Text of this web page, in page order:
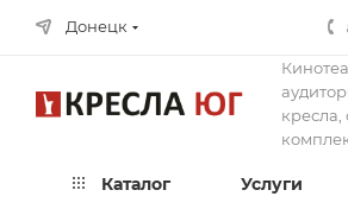
Донецк
кресла,
Каталог Услуги